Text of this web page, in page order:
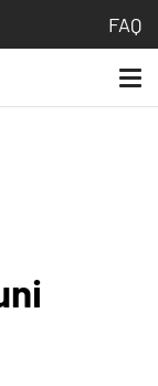
FAQ